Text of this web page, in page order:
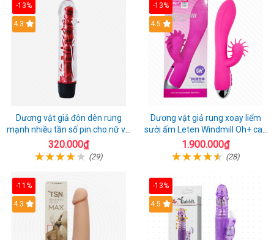
-13%
4.3
Dương vật giả đôn dên rung
mạnh nhiều tần số pin cho nữ và
cặp đôi
320.000₫
(29)
-13%
4.5
Dương vật giả rung xoay liếm
sưởi ấm Leten Windmill Oh+ cao
cấp
1.900.000₫
(28)
-11%
4.3
-13%
4.5